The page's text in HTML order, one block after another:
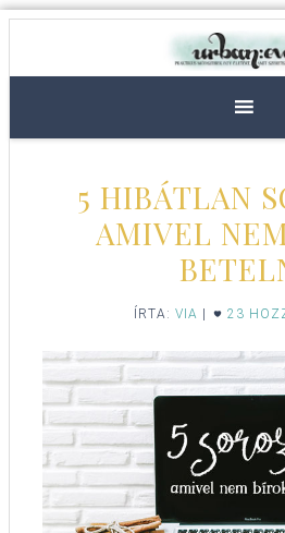
5 HIBÁTLAN
AMIVEL
ÍRTA: VIA 23